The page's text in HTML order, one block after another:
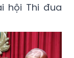
hội Thi đua